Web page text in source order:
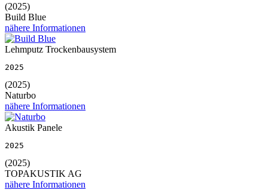
(2025)
Build Blue
nähere Informationen
Lehmputz Trockenbausystem
2025
(2025)
Naturbo
nähere Informationen
Akustik Panele
2025
(2025)
TOPAKUSTIK AG
nähere Informationen